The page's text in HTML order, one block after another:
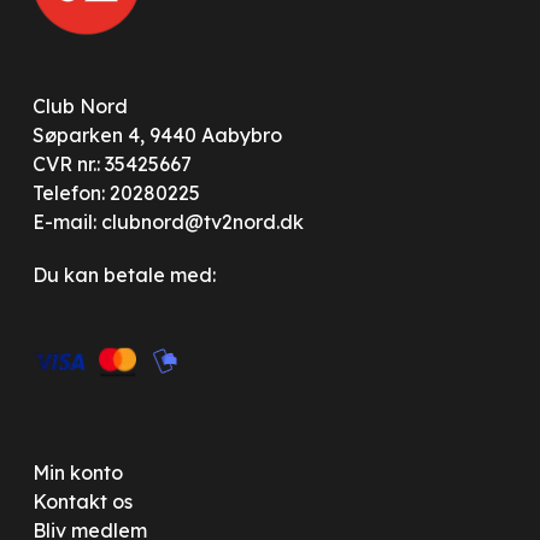
Club Nord
Søparken 4, 9440 Aabybro
CVR nr.: 35425667
Telefon: 20280225
E-mail: clubnord@tv2nord.dk
Du kan betale med:
Min konto
Kontakt os
Bliv medlem